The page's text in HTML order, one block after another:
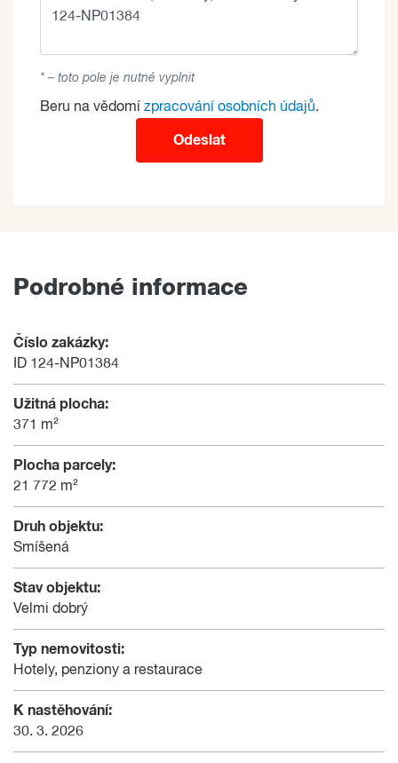
* – toto pole je nutné vyplnit
Beru na vědomí zpracování osobních údajů.
Odeslat
Podrobné informace
Číslo zakázky:
ID 124-NP01384
Užitná plocha:
371 m²
Plocha parcely:
21 772 m²
Druh objektu:
Smíšená
Stav objektu:
Velmi dobrý
Typ nemovitosti:
Hotely, penziony a restaurace
K nastěhování:
30. 3. 2026